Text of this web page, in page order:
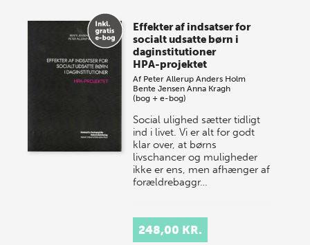
Effekter af indsatser for
socialt udsatte børn i
daginstitutioner
HPA-projektet
Af Peter Allerup Anders Holm
Bente Jensen Anna Kragh
(bog + e-bog)
Social ulighed sætter tidligt
ind i livet. Vi er alt for godt
klar over, at børns
livschancer og muligheder
ikke er ens, men afhænger af
forældrebaggr…
248,00 KR.